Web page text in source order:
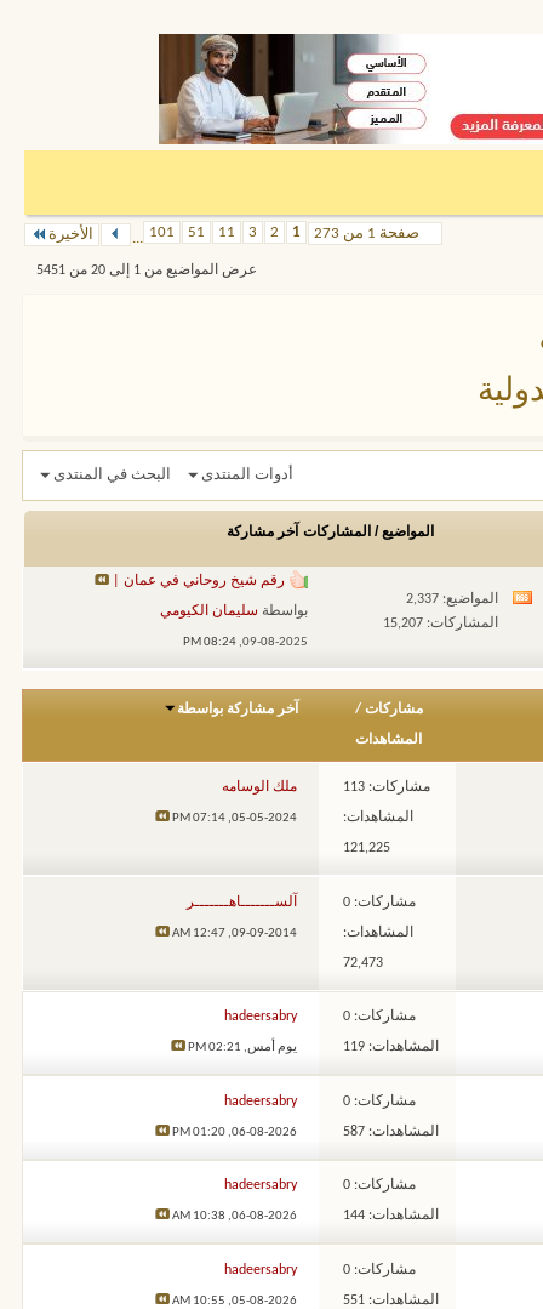
صفحة 1 من 273 1
2
3
11
51
101
... الأخيرة
عرض المواضيع من 1 إلى 20 من 5451
أدوات المنتدى البحث في المنتدى
المواضيع / المشاركات آخر مشاركة
مشاهدة
هذا
المواضيع: 2,337
المشاركات: 15,207
رقم شيخ روحاني في عمان |
بواسطة سليمان الكيومي
09-08-2025,
08:24 PM
مشاركات /
المشاهدات
آخر مشاركة بواسطة
مشاركات: 113
المشاهدات:
121,225
ملك الوسامه
05-05-2024,
07:14 PM
مشاركات: 0
المشاهدات:
72,473
آلســـــــاهـــــــر
09-09-2014,
12:47 AM
مشاركات: 0
المشاهدات: 119
hadeersabry
يوم أمس, 02:21 PM
مشاركات: 0
المشاهدات: 587
hadeersabry
06-08-2026,
01:20 PM
مشاركات: 0
المشاهدات: 144
hadeersabry
06-08-2026,
10:38 AM
مشاركات: 0
المشاهدات: 551
hadeersabry
05-08-2026,
10:55 AM